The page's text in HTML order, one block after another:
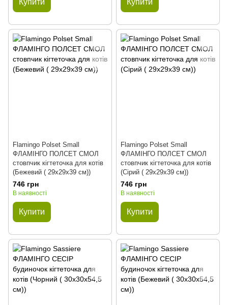
Купити Купити
Flamingo Polset Small
ФЛАМІНГО ПОЛСЕТ СМОЛ
стовпчик кігтеточка для котів
(Бежевий ( 29х29х39 см))
746 грн
В наявності
Купити
Flamingo Polset Small
ФЛАМІНГО ПОЛСЕТ СМОЛ
стовпчик кігтеточка для котів
(Сірий ( 29х29х39 см))
746 грн
В наявності
Купити